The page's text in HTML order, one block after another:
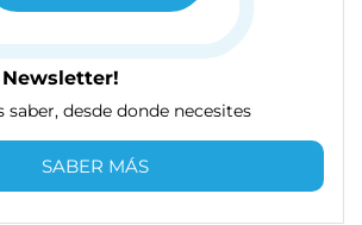
Newsletter!
saber, desde donde necesites
SABER MÁS